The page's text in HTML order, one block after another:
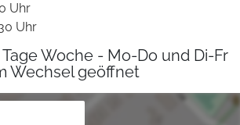
Uhr
Uhr
Woche - Mo-Do und Di-Fr
Wechsel geöffnet